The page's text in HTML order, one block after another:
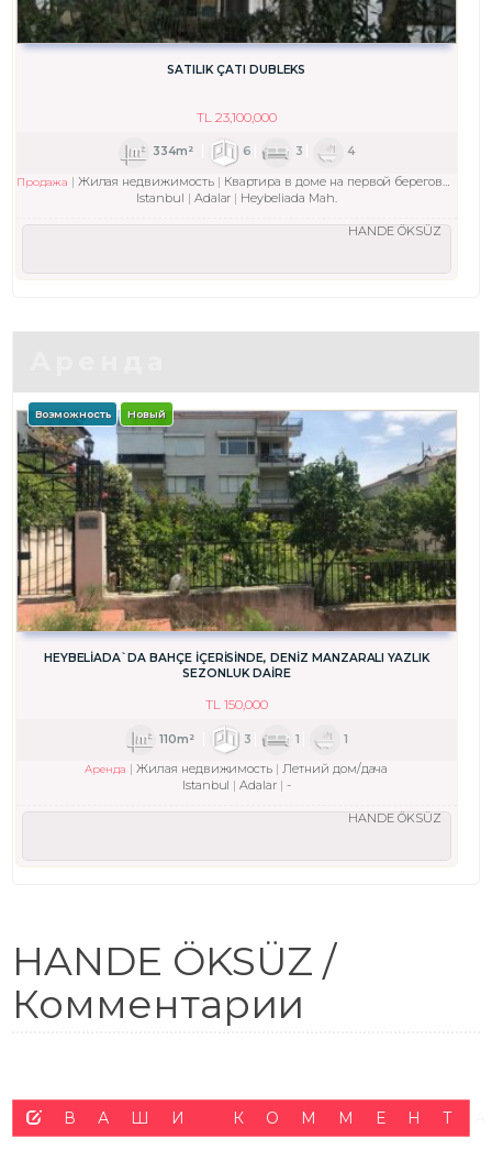
SATILIK ÇATI DUBLEKS
TL 23,100,000
334m² 6 3 4
Продажа Жилая недвижимость
Квартира в доме на первой береговой линии
Istanbul
Adalar Heybeliada Mah.
HANDE ÖKSÜZ
Возможность Новый
HEYBELİADA`DA BAHÇE İÇERİSİNDE, DENİZ MANZARALI YAZLIK
SEZONLUK DAİRE
TL 150,000
110m² 3 1 1
Аренда Жилая недвижимость
Летний дом/дача
Istanbul
Adalar -
HANDE ÖKSÜZ
HANDE ÖKSÜZ /
Комментарии
ВАШИ